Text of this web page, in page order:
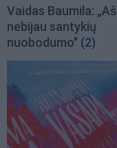
Vaidas Baumila: „Aš
nebijau santykių
nuobodumo" (2)